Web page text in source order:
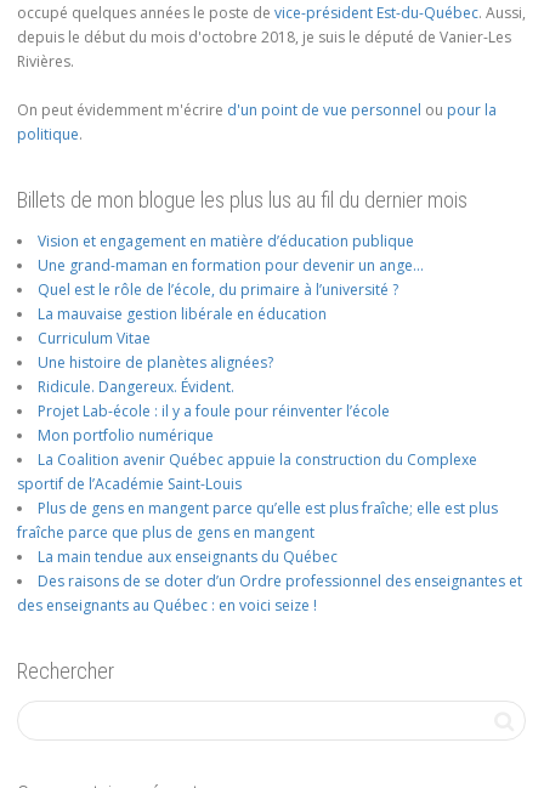
occupé quelques années le poste de vice-président Est-du-Québec. Aussi,
depuis le début du mois d'octobre 2018, je suis le député de Vanier-Les
Rivières.
On peut évidemment m'écrire d'un point de vue personnel ou pour la
politique.
Billets de mon blogue les plus lus au fil du dernier mois
Vision et engagement en matière d’éducation publique
Une grand-maman en formation pour devenir un ange…
Quel est le rôle de l’école, du primaire à l’université ?
La mauvaise gestion libérale en éducation
Curriculum Vitae
Une histoire de planètes alignées?
Ridicule. Dangereux. Évident.
Projet Lab-école : il y a foule pour réinventer l’école
Mon portfolio numérique
La Coalition avenir Québec appuie la construction du Complexe
sportif de l’Académie Saint-Louis
Plus de gens en mangent parce qu’elle est plus fraîche; elle est plus
fraîche parce que plus de gens en mangent
La main tendue aux enseignants du Québec
Des raisons de se doter d’un Ordre professionnel des enseignantes et
des enseignants au Québec : en voici seize !
Rechercher